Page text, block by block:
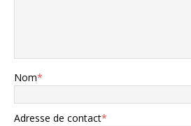
Nom*
Adresse de contact*